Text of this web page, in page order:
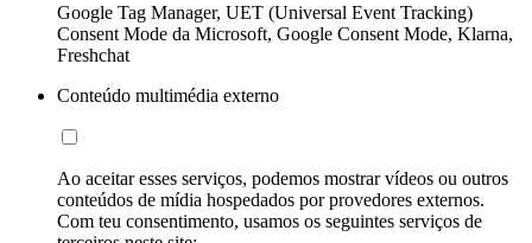
Google Tag Manager, UET (Universal Event Tracking)
Consent Mode da Microsoft, Google Consent Mode, Klarna,
Freshchat
Conteúdo multimédia externo
Ao aceitar esses serviços, podemos mostrar vídeos ou outros
conteúdos de mídia hospedados por provedores externos.
Com teu consentimento, usamos os seguintes serviços de